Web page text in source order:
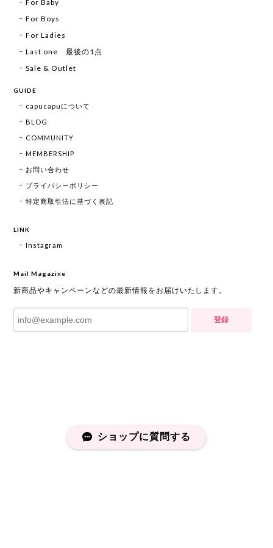
For Baby
For Boys
For Ladies
Last one 最後の1点
Sale & Outlet
GUIDE
capucapuについて
BLOG
COMMUNITY
MEMBERSHIP
お問い合わせ
プライバシーポリシー
特定商取引法に基づく表記
LINK
Instagram
Mail Magazine
新商品やキャンペーンなどの最新情報をお届けいたします。
登録
ショップに質問する